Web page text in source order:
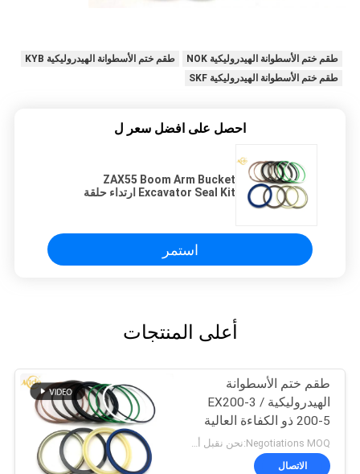
طقم ختم الأسطوانة الهيدروليكية NOK
طقم ختم الأسطوانة الهيدروليكية KYB
طقم ختم الأسطوانة الهيدروليكية SKF
احصل على افضل سعر ل
ZAX55 Boom Arm Bucket
Excavator Seal Kit ارتداء حلقة
استمر
أعلى المنتجات
طقم ختم الأسطوانة
الهيدروليكية EX200-3 /
200-5 ذو الكفاءة العالية
EX200-3 / 200-5
الاتصال